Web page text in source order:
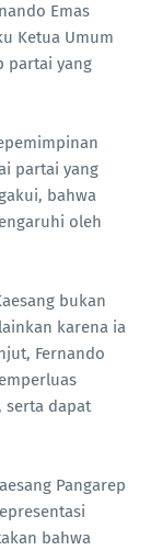
Emas
Ketua Umum
partai yang
partai yang
bahwa
oleh
bukan
karena ia
Fernando
serta dapat
Pangarep
bahwa